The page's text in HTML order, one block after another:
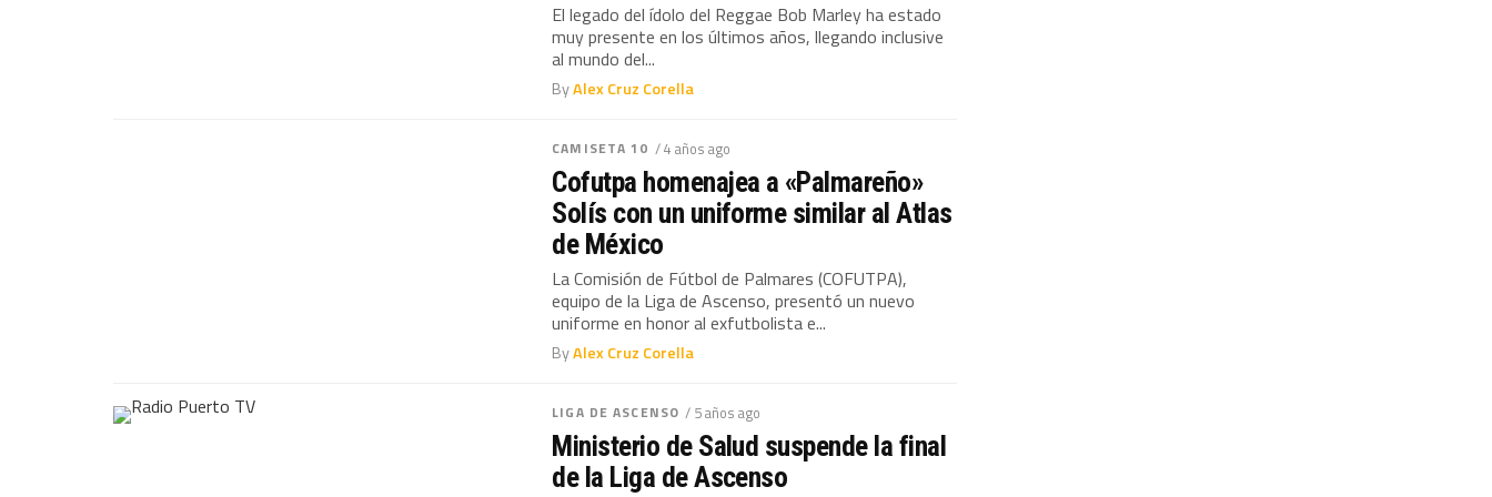
El legado del ídolo del Reggae Bob Marley ha estado
muy presente en los últimos años, llegando inclusive
al mundo del...
ByAlex Cruz Corella
CAMISETA 10 / 4 años ago
Cofutpa homenajea a «Palmareño»
Solís con un uniforme similar al Atlas
de México
La Comisión de Fútbol de Palmares (COFUTPA),
equipo de la Liga de Ascenso, presentó un nuevo
uniforme en honor al exfutbolista e...
ByAlex Cruz Corella
LIGA DE ASCENSO / 5 años ago
Ministerio de Salud suspende la final
de la Liga de Ascenso